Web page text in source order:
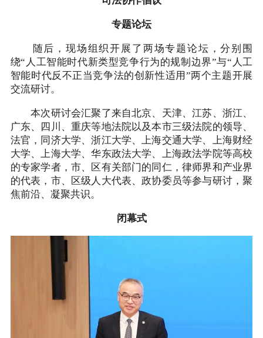
专题论坛
随后，现场组织开展了两场专题论坛，分别围
绕“人工智能时代新类型竞争行为的规制边界”与“人工
智能时代反不正当竞争法的创新性适用”两个主题开展
交流研讨。
本次研讨会汇聚了来自北京、天津、江苏、浙江、
广东、四川、重庆等地法院以及本市三级法院的领导、
法官，同济大学、浙江大学、上海交通大学、上海财经
大学、上海大学、华东政法大学、上海政法学院等高校
的专家学者，市、区有关部门的同仁，律师界和产业界
的代表，市、区级人大代表、政协委员等参与研讨，聚
焦前沿、凝聚共识。
闭幕式